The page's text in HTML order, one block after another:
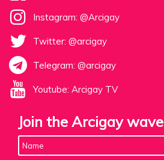
Instagram: @Arcigay
Twitter: @arcigay
Telegram: @arcigay
Youtube: Arcigay TV
Join the Arcigay wave